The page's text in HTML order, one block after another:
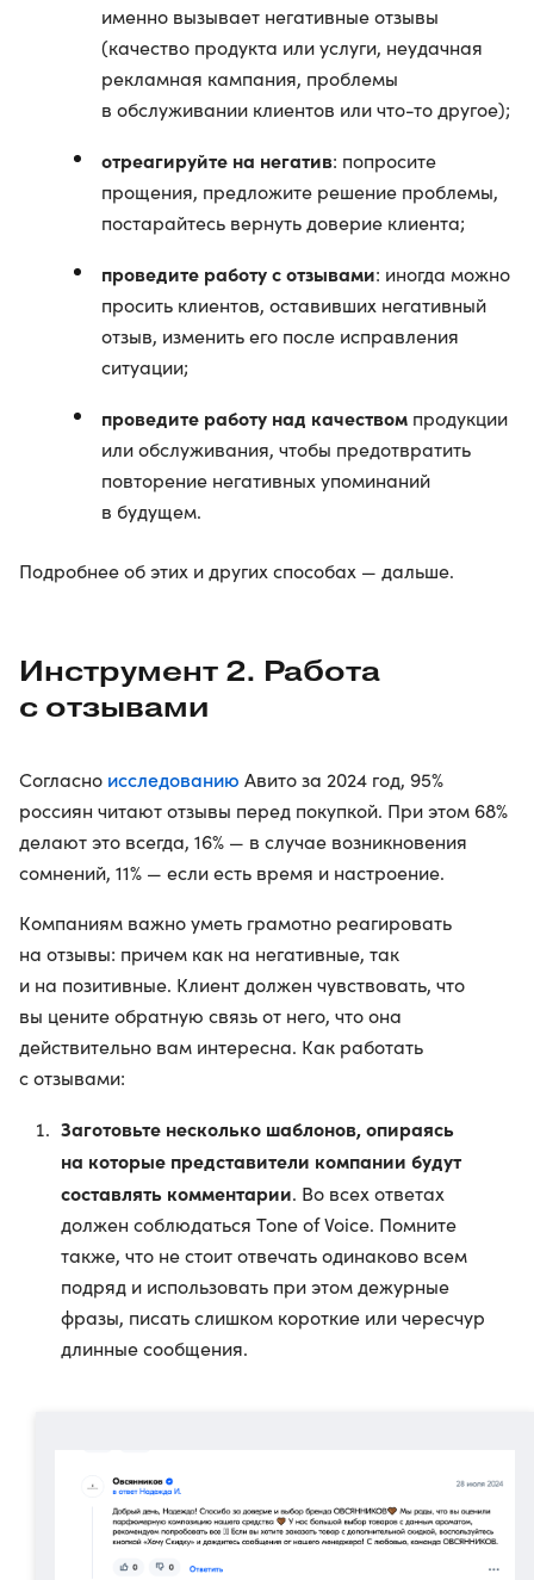
именно вызывает негативные отзывы
(качество продукта или услуги, неудачная
рекламная кампания, проблемы
в обслуживании клиентов или что-то другое);
отреагируйте на негатив: попросите
прощения, предложите решение проблемы,
постарайтесь вернуть доверие клиента;
проведите работу с отзывами: иногда можно
просить клиентов, оставивших негативный
отзыв, изменить его после исправления
ситуации;
проведите работу над качеством продукции
или обслуживания, чтобы предотвратить
повторение негативных упоминаний
в будущем.
Подробнее об этих и других способах — дальше.
Инструмент 2. Работа
с отзывами
Согласно исследованию Авито за 2024 год, 95%
россиян читают отзывы перед покупкой. При этом 68%
делают это всегда, 16% — в случае возникновения
сомнений, 11% — если есть время и настроение.
Компаниям важно уметь грамотно реагировать
на отзывы: причем как на негативные, так
и на позитивные. Клиент должен чувствовать, что
вы цените обратную связь от него, что она
действительно вам интересна. Как работать
с отзывами:
Заготовьте несколько шаблонов, опираясь
на которые представители компании будут
составлять комментарии. Во всех ответах
должен соблюдаться Tone of Voice. Помните
также, что не стоит отвечать одинаково всем
подряд и использовать при этом дежурные
фразы, писать слишком короткие или чересчур
длинные сообщения.